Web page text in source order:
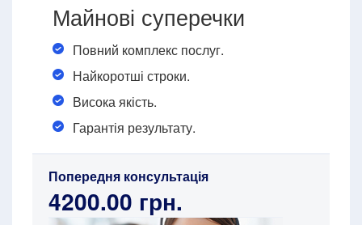
Майнові суперечки
Повний комплекс послуг.
Найкоротші строки.
Висока якість.
Гарантія результату.
Попередня консультація
4200.00 грн.